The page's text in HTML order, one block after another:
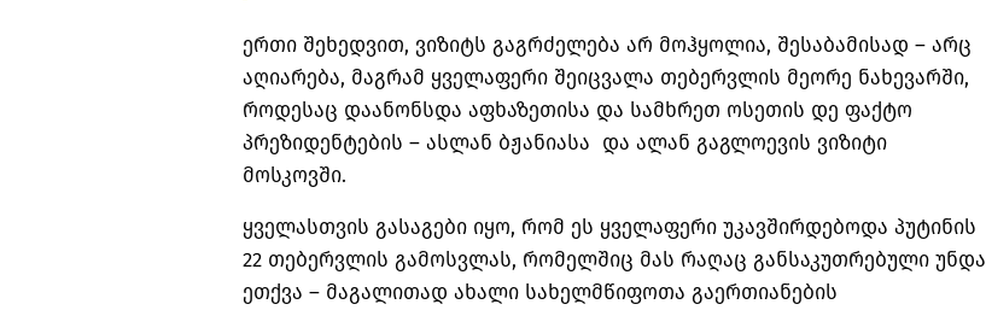
ერთი შეხედვით, ვიზიტს გაგრძელება არ მოჰყოლია, შესაბამისად – არც
აღიარება, მაგრამ ყველაფერი შეიცვალა თებერვლის მეორე ნახევარში,
როდესაც დაანონსდა აფხაზეთისა და სამხრეთ ოსეთის დე ფაქტო
პრეზიდენტების – ასლან ბჟანიასა და ალან გაგლოევის ვიზიტი
მოსკოვში.
ყველასთვის გასაგები იყო, რომ ეს ყველაფერი უკავშირდებოდა პუტინის
22 თებერვლის გამოსვლას, რომელშიც მას რაღაც განსაკუთრებული უნდა
ეთქვა – მაგალითად ახალი სახელმწიფოთა გაერთიანების